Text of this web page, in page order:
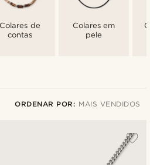
Colares de
contas
Colares em
pele
ORDENAR POR: MAIS VENDIDOS